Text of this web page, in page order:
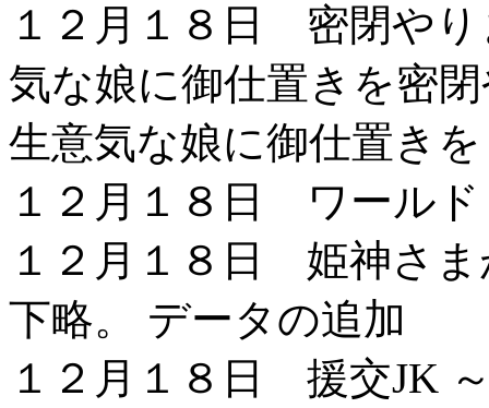
１２月１８日 密閉や
気な娘に御仕置きを密
生意気な娘に御仕置きを
１２月１８日 ワール
１２月１８日 姫神さ
下略。 データの追加
１２月１８日 援交JK